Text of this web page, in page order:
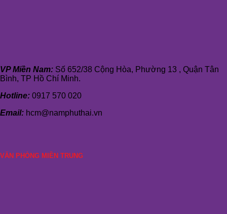
VP Miền Nam: Số 652/38 Cộng Hòa, Phường 13 , Quận Tân
Bình, TP Hồ Chí Minh.
Hotline: 0917 570 020
Email: hcm@namphuthai.vn
VĂN PHÒNG MIỀN TRUNG